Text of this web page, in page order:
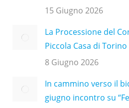
15 Giugno 2026
La Processione del
Piccola Casa di Torino
8 Giugno 2026
In cammino verso il
giugno incontro su